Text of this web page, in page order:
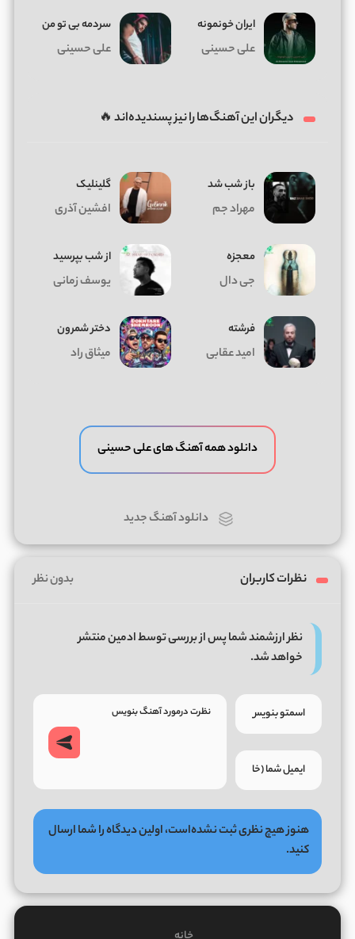
ایران خونمونه
علی حسینی
سردمه بی تو من
علی حسینی
دیگران این آهنگ‌ها را نیز پسندیده‌اند 🔥
باز شب شد
مهراد جم
گلینلیک
افشین آذری
معجزه
جی دال
از شب بپرسید
یوسف زمانی
فرشته
امید عقابی
دختر شمرون
میثاق راد
دانلود همه آهنگ های علی حسینی
دانلود آهنگ جدید
نظرات کاربران بدون نظر
نظر ارزشمند شما پس از بررسی توسط ادمین منتشر
خواهد شد.
هنوز هیچ نظری ثبت نشده‌است، اولین دیدگاه را شما ارسال
کنید.